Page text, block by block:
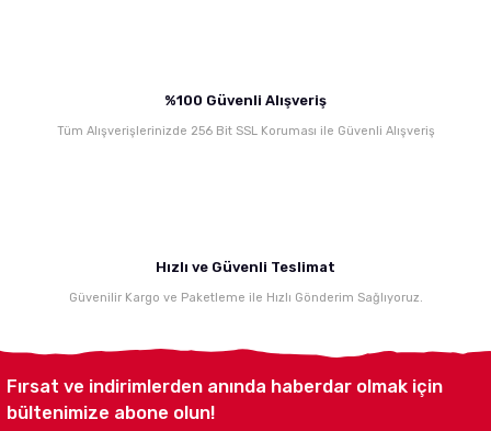
%100 Güvenli Alışveriş
Tüm Alışverişlerinizde 256 Bit SSL Koruması ile Güvenli Alışveriş
Hızlı ve Güvenli Teslimat
Güvenilir Kargo ve Paketleme ile Hızlı Gönderim Sağlıyoruz.
Fırsat ve indirimlerden anında haberdar olmak için
bültenimize abone olun!